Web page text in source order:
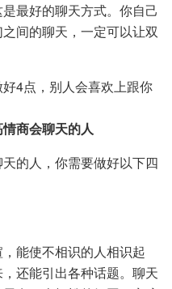
最好的聊天方式。你自己
间的聊天，一定可以让双
商会聊天的人
的人，你需要做好以下四
能使不相识的人相识起
还能引出各种话题。聊天